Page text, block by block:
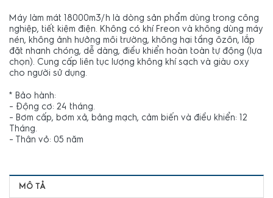
Máy làm mát 18000m3/h là dòng sản phẩm dùng trong công
nghiệp, tiết kiệm điện. Không có khí Freon và không dùng máy
nén, không ảnh hưởng môi trường, không hại tầng ôzôn, lắp
đặt nhanh chóng, dễ dàng, điều khiển hoàn toàn tự động (lựa
chọn). Cung cấp liên tục lượng không khí sạch và giàu oxy
cho người sử dụng.
* Bảo hành:
– Động cơ: 24 tháng.
– Bơm cấp, bơm xả, bảng mạch, cảm biến và điều khiển: 12
Tháng.
– Thân vỏ: 05 năm
MÔ TẢ